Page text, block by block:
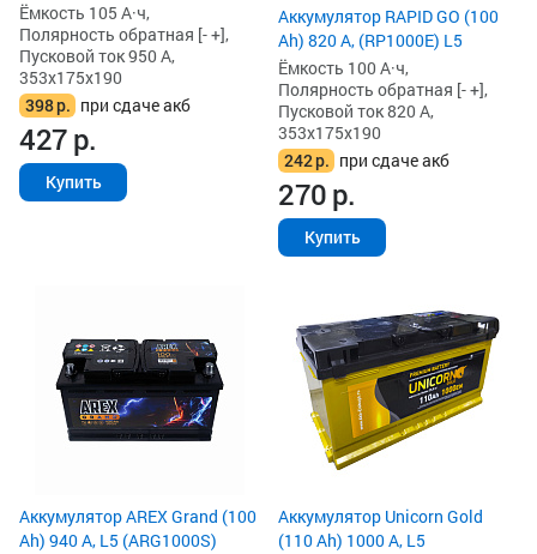
Ёмкость 105 А·ч,
Полярность обратная [- +],
Пусковой ток 950 А,
353x175x190
398р. при сдаче акб
427р.
Купить
Аккумулятор RAPID GO (100
Ah) 820 А, (RP1000E) L5
Ёмкость 100 А·ч,
Полярность обратная [- +],
Пусковой ток 820 А,
353x175x190
242р. при сдаче акб
270р.
Купить
Аккумулятор AREX Grand (100
Ah) 940 А, L5 (ARG1000S)
Аккумулятор Unicorn Gold
(110 Ah) 1000 А, L5